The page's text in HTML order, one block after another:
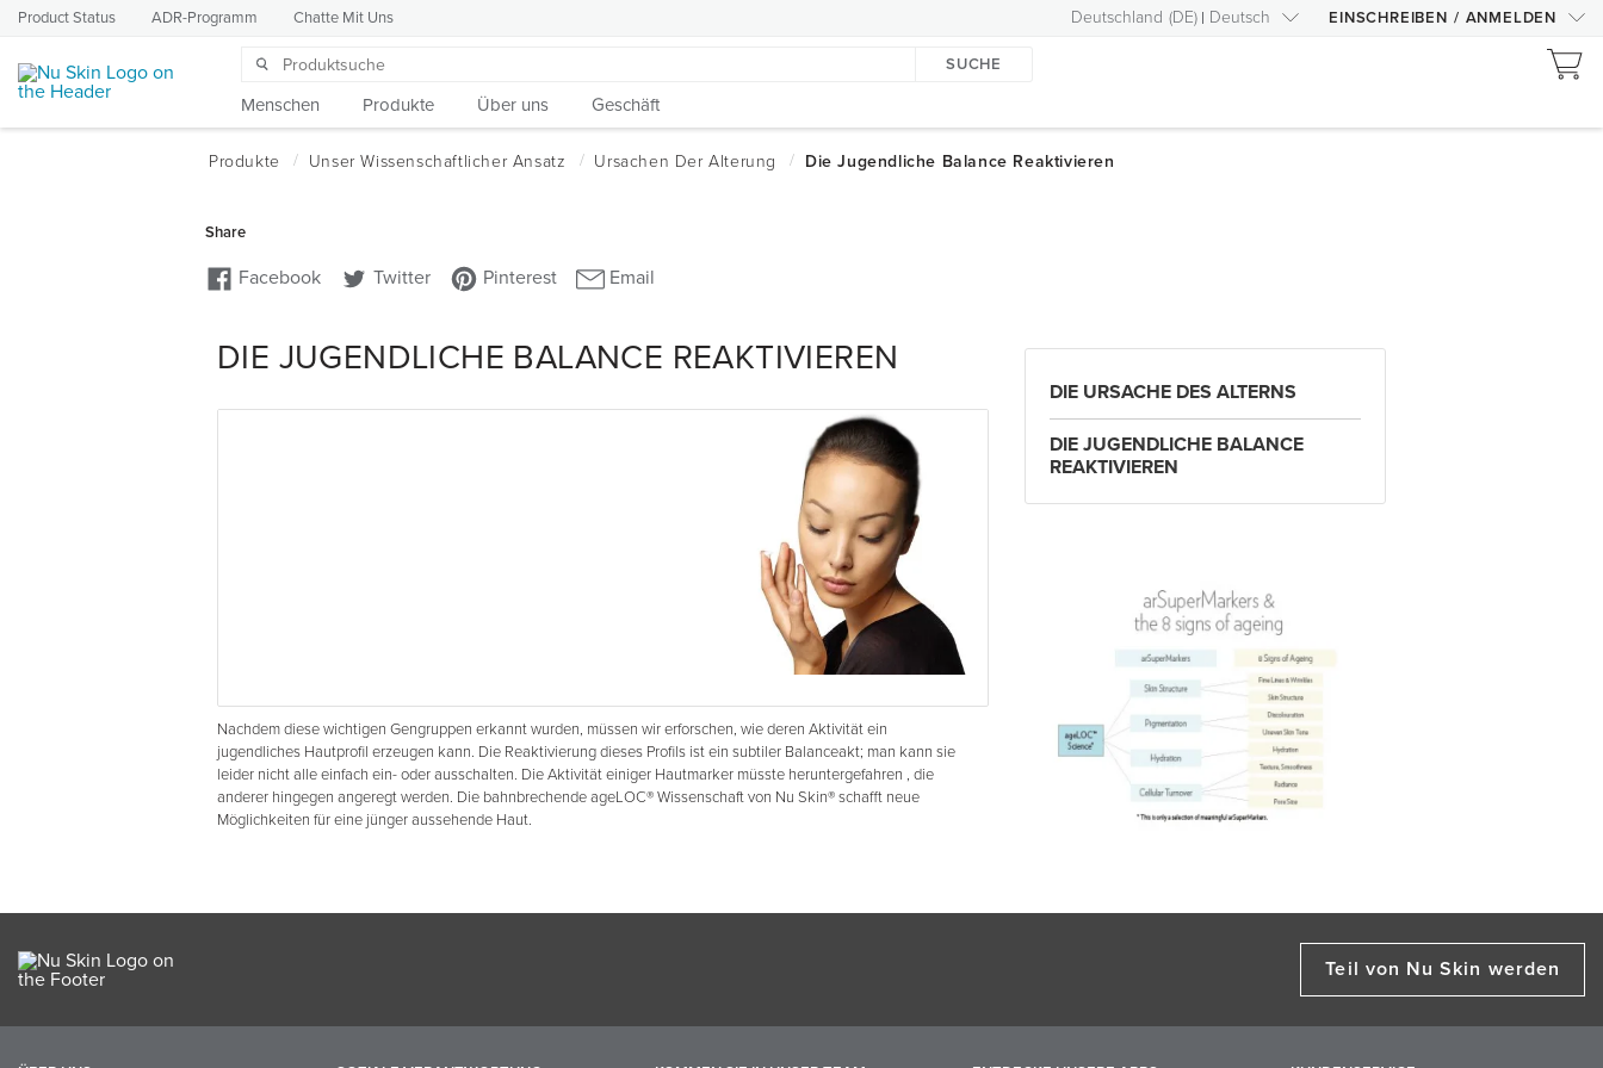
Product Status ADR-Programm Chatte Mit Uns Deutschland (DE) Deutsch EINSCHREIBEN / ANMELDEN
SUCHE
Menschen Produkte Über uns Geschäft
DIE JUGENDLICHE BALANCE REAKTIVIEREN
Nachdem diese wichtigen Gengruppen erkannt wurden, müssen wir erforschen, wie deren Aktivität ein
jugendliches Hautprofil erzeugen kann. Die Reaktivierung dieses Profils ist ein subtiler Balanceakt; man kann sie
leider nicht alle einfach ein- oder ausschalten. Die Aktivität einiger Hautmarker müsste heruntergefahren , die
anderer hingegen angeregt werden. Die bahnbrechende ageLOC® Wissenschaft von Nu Skin® schafft neue
Möglichkeiten für eine jünger aussehende Haut.
DIE URSACHE DES ALTERNS
DIE JUGENDLICHE BALANCE
REAKTIVIEREN
Teil von Nu Skin werden